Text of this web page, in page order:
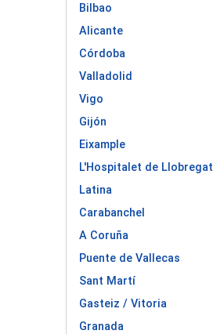
Bilbao
Alicante
Córdoba
Valladolid
Vigo
Gijón
Eixample
L'Hospitalet de Llobregat
Latina
Carabanchel
A Coruña
Puente de Vallecas
Sant Martí
Gasteiz / Vitoria
Granada